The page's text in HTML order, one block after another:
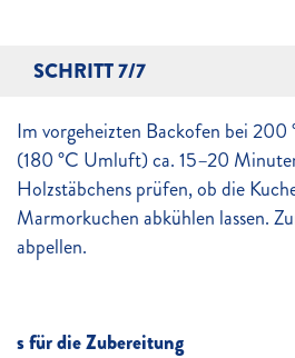
SCHRITT 7/7
Im vorgeheizten Backofen bei
(180 °C Umluft) ca. 15–20
Holzstäbchens prüfen, ob die
Marmorkuchen abkühlen lassen.
abpellen.
s für die Zubereitung